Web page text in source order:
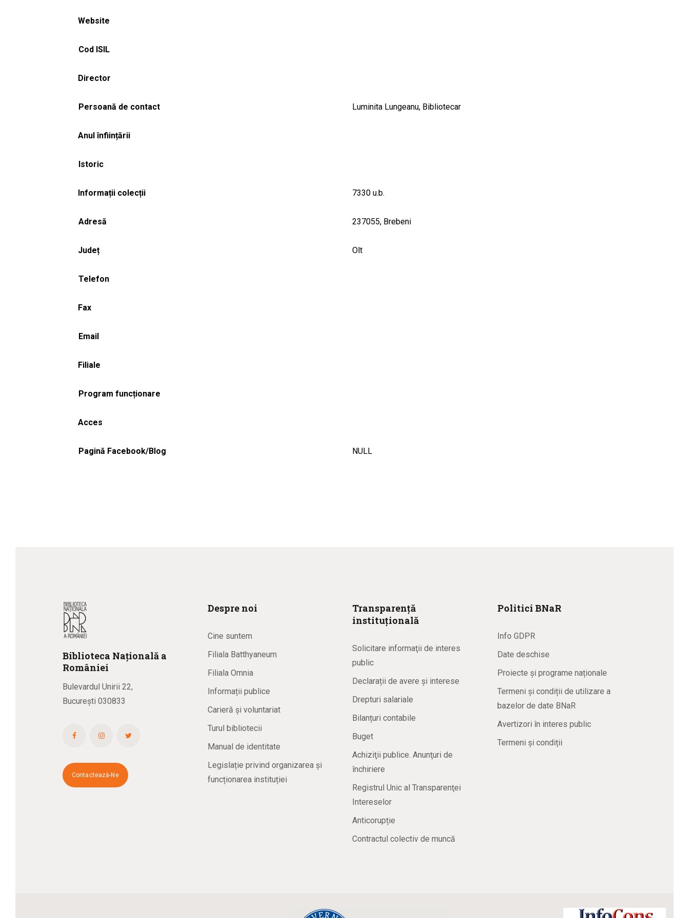
Website
Cod ISIL
Director
Persoană de contact Luminita Lungeanu, Bibliotecar
Anul înființării
Istoric
Informații colecții 7330 u.b.
Adresă 237055, Brebeni
Județ Olt
Telefon
Fax
Email
Filiale
Program funcționare
Acces
Pagină Facebook/Blog NULL
Biblioteca Națională a
României
Bulevardul Unirii 22,
București 030833
Contactează-Ne
Despre noi
Cine suntem
Filiala Batthyaneum
Filiala Omnia
Informații publice
Carieră și voluntariat
Turul bibliotecii
Manual de identitate
Legislație privind organizarea și
funcționarea instituției
Transparență
instituțională
Solicitare informaţii de interes
public
Declarații de avere și interese
Drepturi salariale
Bilanțuri contabile
Buget
Achiziţii publice. Anunţuri de
închiriere
Registrul Unic al Transparenţei
Intereselor
Anticorupție
Contractul colectiv de muncă
Politici BNaR
Info GDPR
Date deschise
Proiecte și programe naționale
Termeni și condiții de utilizare a
bazelor de date BNaR
Avertizori în interes public
Termeni și condiții